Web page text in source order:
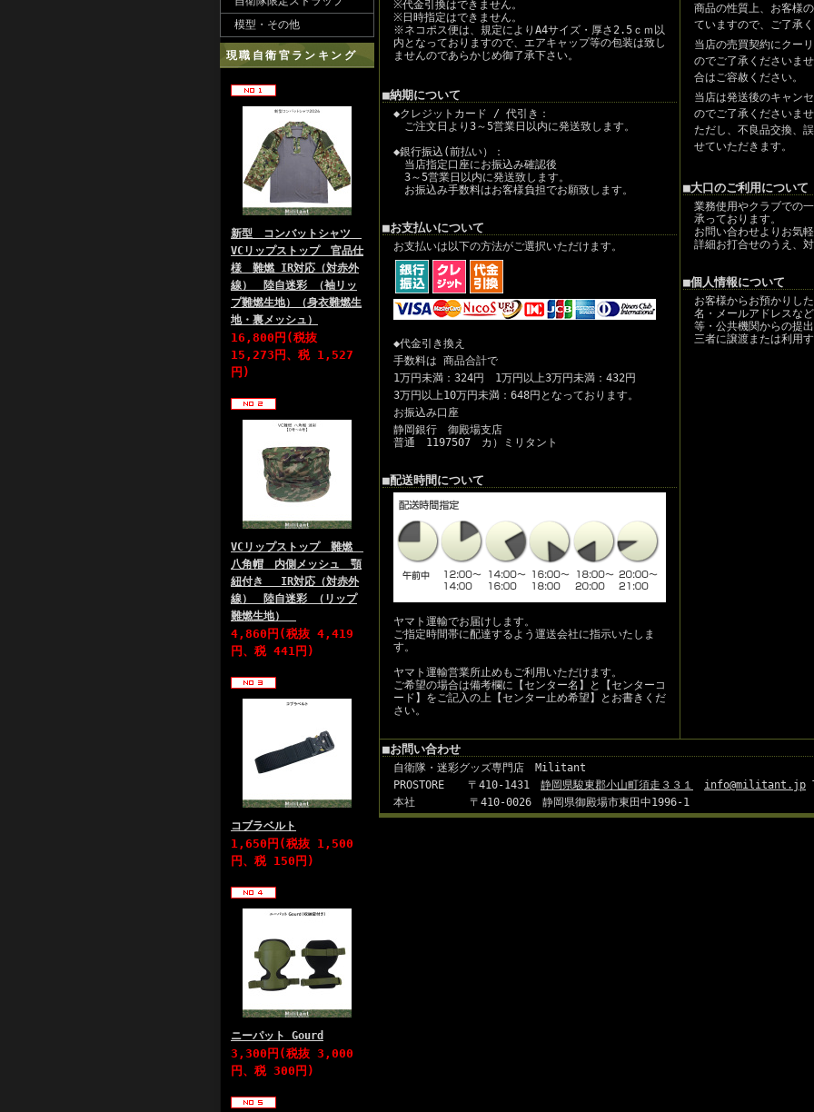
模型・その他
現職自衛官ランキング
新型 コンバットシャツ
VCリップストップ 官品仕
様 難燃 IR対応（対赤外
線） 陸自迷彩 （袖リッ
プ難燃生地）（身衣難燃生
地・裏メッシュ）
16,800円(税抜
15,273円、税 1,527
円)
VCリップストップ 難燃
八角帽 内側メッシュ 顎
紐付き IR対応（対赤外
線） 陸自迷彩 （リップ
難燃生地）
4,860円(税抜 4,419
円、税 441円)
コブラベルト
1,650円(税抜 1,500
円、税 150円)
ニーパット Gourd
3,300円(税抜 3,000
円、税 300円)
※代金引換はできません。
※日時指定はできません。
※ネコポス便は、規定によりA4サイズ・厚さ2.5ｃｍ以
内となっておりますので、エアキャップ等の包装は致し
ませんのであらかじめ御了承下さい。
■納期について
◆クレジットカード / 代引き：
ご注文日より3～5営業日以内に発送致します。
◆銀行振込(前払い）：
当店指定口座にお振込み確認後
3～5営業日以内に発送致します。
お振込み手数料はお客様負担でお願致します。
■お支払いについて
お支払いは以下の方法がご選択いただけます。
◆代金引き換え
手数料は 商品合計で
1万円未満：324円 1万円以上3万円未満：432円
3万円以上10万円未満：648円となっております。
お振込み口座
静岡銀行 御殿場支店
普通 1197507 カ）ミリタント
■配送時間について
ヤマト運輸でお届けします。
ご指定時間帯に配達するよう運送会社に指示いたしま
す。
ヤマト運輸営業所止めもご利用いただけます。
ご希望の場合は備考欄に【センター名】と【センターコ
ード】をご記入の上【センター止め希望】とお書きくだ
さい。
商品の性質上、お客様
ていますので、ご了承
当店の売買契約にクー
のでご了承くださいま
合はご容赦ください。
当店は発送後のキャン
のでご了承くださいま
ただし、不良品交換、
せていただきます。
■大口のご利用について
業務使用やクラブでの
承っております。
お問い合わせよりお気
詳細お打合せのうえ、
■個人情報について
お客様からお預かりし
名・メールアドレスな
等・公共機関からの提
三者に譲渡または利用
■お問い合わせ
自衛隊・迷彩グッズ専門店 Militant
PROSTORE
〒410-1431 静岡県駿東郡小山町須走３３１ info@militant.jp
本社 〒410-0026 静岡県御殿場市東田中1996-1